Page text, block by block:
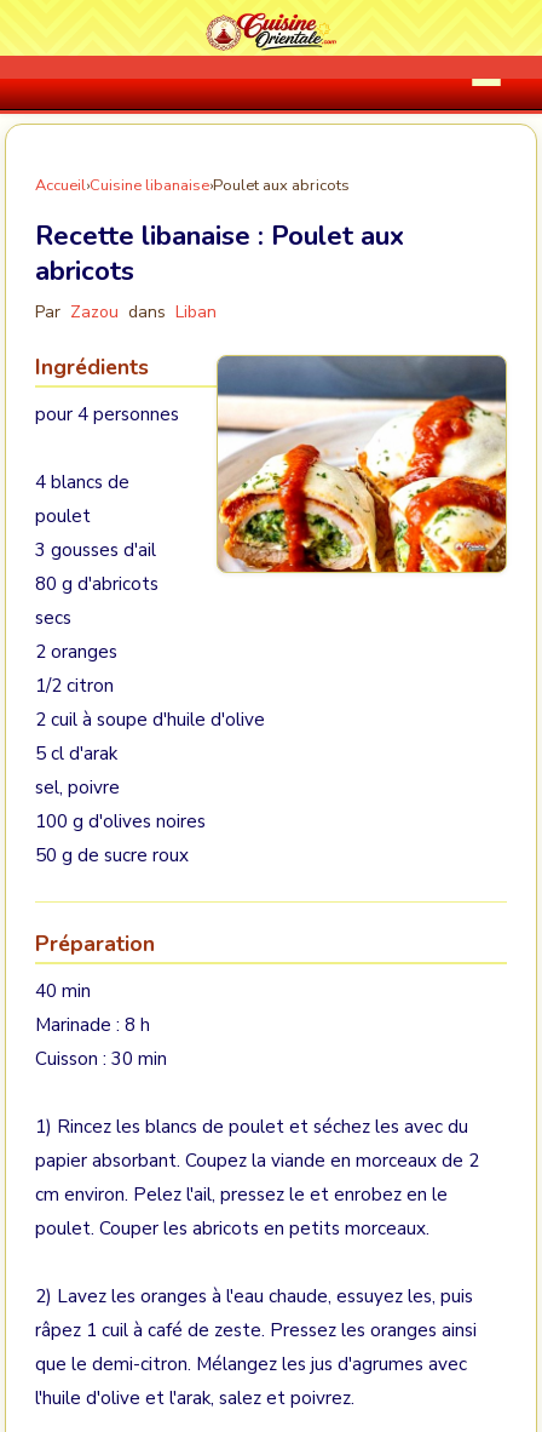
Accueil›Cuisine libanaise›Poulet aux abricots
Recette libanaise : Poulet aux
abricots
Par Zazou dans Liban
Ingrédients
pour 4 personnes
4 blancs de
poulet
3 gousses d'ail
80 g d'abricots
secs
2 oranges
1/2 citron
2 cuil à soupe d'huile d'olive
5 cl d'arak
sel, poivre
100 g d'olives noires
50 g de sucre roux
Préparation
40 min
Marinade : 8 h
Cuisson : 30 min
1) Rincez les blancs de poulet et séchez les avec du
papier absorbant. Coupez la viande en morceaux de 2
cm environ. Pelez l'ail, pressez le et enrobez en le
poulet. Couper les abricots en petits morceaux.
2) Lavez les oranges à l'eau chaude, essuyez les, puis
râpez 1 cuil à café de zeste. Pressez les oranges ainsi
que le demi-citron. Mélangez les jus d'agrumes avec
l'huile d'olive et l'arak, salez et poivrez.